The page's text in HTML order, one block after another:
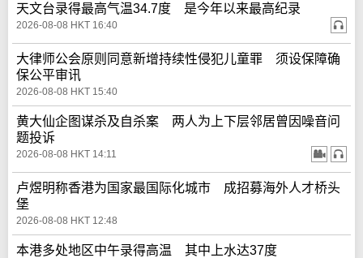
天文台录得最高气温34.7度 是今年以来最高纪录
2026-08-08 HKT 16:40
大律师公会原则同意新增持续性侵犯儿童罪 须设保障确
保公平审讯
2026-08-08 HKT 15:40
黄大仙企图谋杀及自杀案 两人为上下层邻居曾因噪音问
题投诉
2026-08-08 HKT 14:11
卢煜明称香港为国家最国际化城市 成招募海外人才桥头
堡
2026-08-08 HKT 12:48
本港多处地区中午录得高温 其中上水达37度